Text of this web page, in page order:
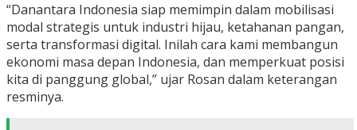
“Danantara Indonesia siap memimpin dalam mobilisasi
modal strategis untuk industri hijau, ketahanan pangan,
serta transformasi digital. Inilah cara kami membangun
ekonomi masa depan Indonesia, dan memperkuat posisi
kita di panggung global,” ujar Rosan dalam keterangan
resminya.